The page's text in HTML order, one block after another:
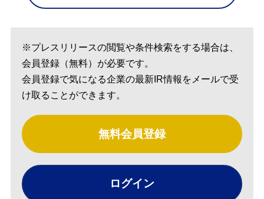
※プレスリリースの閲覧や条件検索をする場合は、
会員登録（無料）が必要です。
会員登録で気になる企業の最新IR情報をメールで受
け取ることができます。
無料会員登録
ログイン